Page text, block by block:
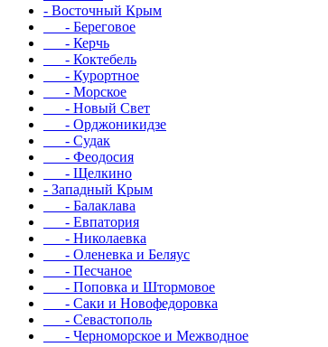
- Восточный Крым
- Береговое
- Керчь
- Коктебель
- Курортное
- Морское
- Новый Свет
- Орджоникидзе
- Судак
- Феодосия
- Щелкино
- Западный Крым
- Балаклава
- Евпатория
- Николаевка
- Оленевка и Беляус
- Песчаное
- Поповка и Штормовое
- Саки и Новофедоровка
- Севастополь
- Черноморское и Межводное